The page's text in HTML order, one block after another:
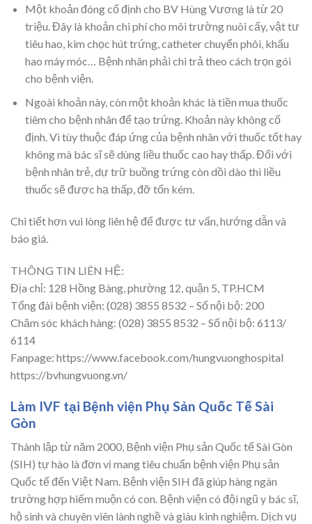
Một khoản đóng cố định cho BV Hùng Vương là từ 20
triệu. Đây là khoản chi phí cho môi trường nuôi cấy, vật tư
tiêu hao, kim chọc hút trứng, catheter chuyển phôi, khấu
hao máy móc… Bệnh nhân phải chi trả theo cách trọn gói
cho bệnh viện.
Ngoài khoản này, còn một khoản khác là tiền mua thuốc
tiêm cho bệnh nhân để tạo trứng. Khoản này không cố
định. Vì tùy thuộc đáp ứng của bệnh nhân với thuốc tốt hay
không mà bác sĩ sẽ dùng liều thuốc cao hay thấp. Đối với
bệnh nhân trẻ, dự trữ buồng trứng còn dồi dào thì liều
thuốc sẽ được hạ thấp, đỡ tốn kém.
Chi tiết hơn vui lòng liên hệ để được tư vấn, hướng dẫn và
báo giá.
THÔNG TIN LIÊN HỆ:
Địa chỉ: 128 Hồng Bàng, phường 12, quận 5, TP.HCM
Tổng đài bệnh viện: (028) 3855 8532 – Số nội bộ: 200
Chăm sóc khách hàng: (028) 3855 8532 – Số nội bộ: 6113/
6114
Fanpage: https://www.facebook.com/hungvuonghospital
https://bvhungvuong.vn/
Làm IVF tại Bệnh viện Phụ Sản Quốc Tế Sài
Gòn
Thành lập từ năm 2000, Bệnh viện Phụ sản Quốc tế Sài Gòn
(SIH) tự hào là đơn vị mang tiêu chuẩn bệnh viện Phụ sản
Quốc tế đến Việt Nam. Bệnh viện SIH đã giúp hàng ngàn
trường hợp hiếm muộn có con. Bệnh viện có đội ngũ y bác sĩ,
hộ sinh và chuyên viên lành nghề và giàu kinh nghiệm. Dịch vụ